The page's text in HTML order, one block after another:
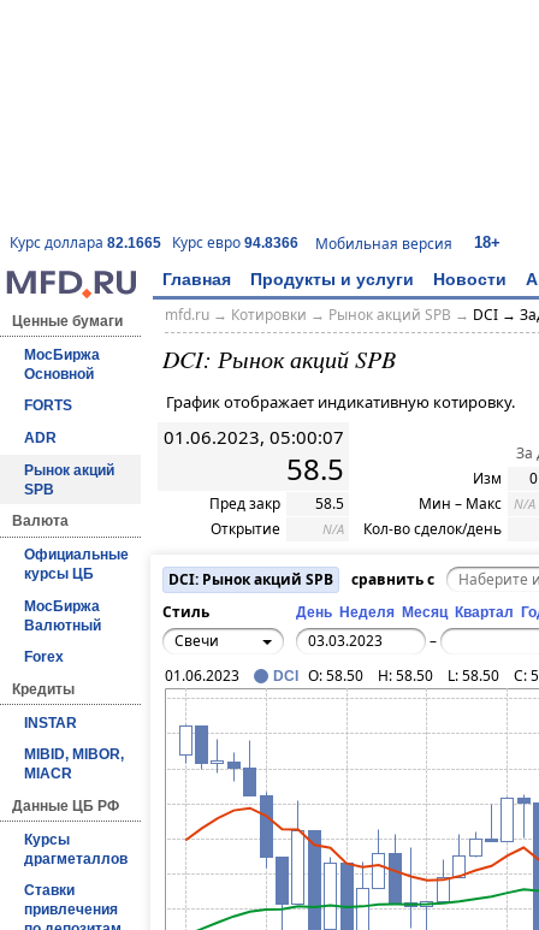
Курс доллара 82.1665 Курс евро 94.8366 Мобильная версия 18+
Главная Продукты и услуги Новости
Ценные бумаги
МосБиржа
Основной
FORTS
ADR
Рынок акций
SPB
Валюта
Официальные
курсы ЦБ
МосБиржа
Валютный
Forex
Кредиты
INSTAR
MIBID, MIBOR,
MIACR
Данные ЦБ РФ
Курсы
драгметаллов
Ставки
привлечения
mfd.ru→ Котировки → Рынок акций SPB → DCI →
DCI: Рынок акций SPB
График отображает индикативную котировку.
01.06.2023, 05:00:07
58.5
Пред закр
58.5
Открытие
N/A
За
Изм
Мин – Макс
N/A
Кол-во сделок/день
DCI: Рынок акций SPB
сравнить с
Стиль
День Неделя Месяц Квартал
Свечи
–
01.06.2023
DCI O:58.50 H:58.50 L:58.50 C: